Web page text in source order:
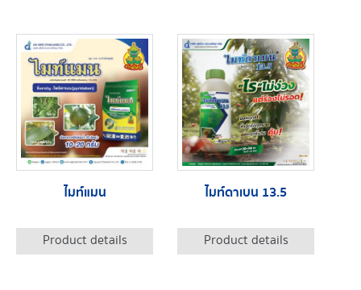
ไมท์แมน
Product details
ไมท์ดาเบน 13.5
Product details